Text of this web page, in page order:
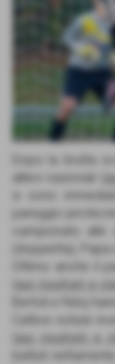
Dopo la brutta
allievi nazionali (
si sono
pareggio
campionato
(doppietta), Papa
Ottimo anche il
qui risultati e
Bertoli e Ndoj
Cattive notizie
qui risultati e
battuti